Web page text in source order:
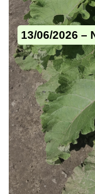
13/06/2026 –